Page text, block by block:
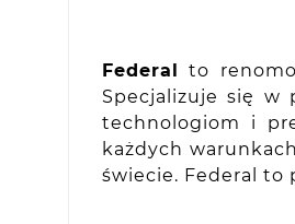
Federal to
Specjalizuje się w
technologiom i
każdych
świecie. Federal to